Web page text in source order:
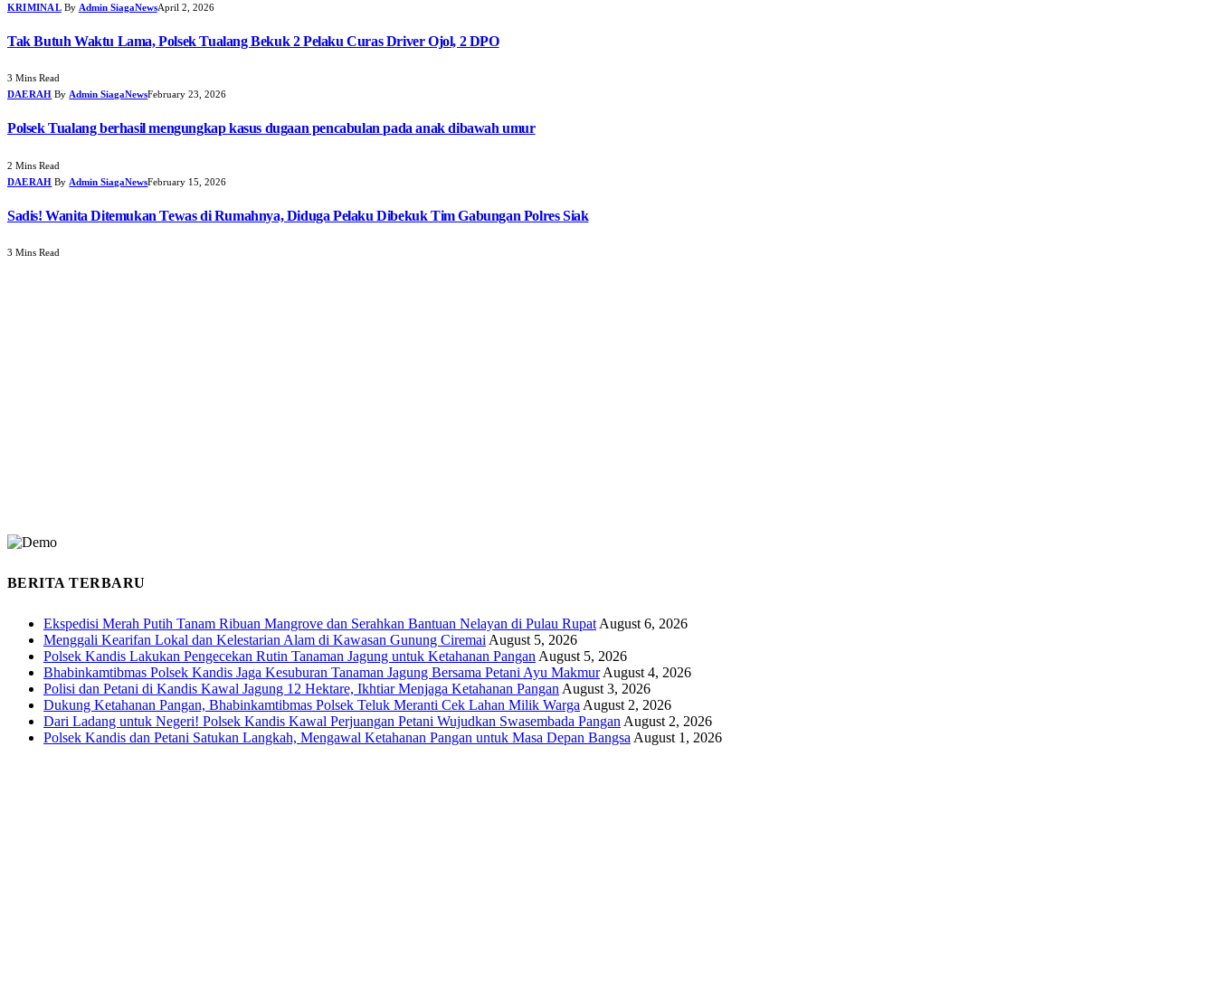
KRIMINAL By Admin SiagaNewsApril 2, 2026
Tak Butuh Waktu Lama, Polsek Tualang Bekuk 2 Pelaku Curas Driver Ojol, 2 DPO
3 Mins Read
DAERAH By Admin SiagaNewsFebruary 23, 2026
Polsek Tualang berhasil mengungkap kasus dugaan pencabulan pada anak dibawah umur
2 Mins Read
DAERAH By Admin SiagaNewsFebruary 15, 2026
Sadis! Wanita Ditemukan Tewas di Rumahnya, Diduga Pelaku Dibekuk Tim Gabungan Polres Siak
3 Mins Read
BERITA TERBARU
Ekspedisi Merah Putih Tanam Ribuan Mangrove dan Serahkan Bantuan Nelayan di Pulau Rupat August 6, 2026
Menggali Kearifan Lokal dan Kelestarian Alam di Kawasan Gunung Ciremai August 5, 2026
Polsek Kandis Lakukan Pengecekan Rutin Tanaman Jagung untuk Ketahanan Pangan August 5, 2026
Bhabinkamtibmas Polsek Kandis Jaga Kesuburan Tanaman Jagung Bersama Petani Ayu Makmur August 4, 2026
Polisi dan Petani di Kandis Kawal Jagung 12 Hektare, Ikhtiar Menjaga Ketahanan Pangan August 3, 2026
Dukung Ketahanan Pangan, Bhabinkamtibmas Polsek Teluk Meranti Cek Lahan Milik Warga August 2, 2026
Dari Ladang untuk Negeri! Polsek Kandis Kawal Perjuangan Petani Wujudkan Swasembada Pangan August 2, 2026
Polsek Kandis dan Petani Satukan Langkah, Mengawal Ketahanan Pangan untuk Masa Depan Bangsa August 1, 2026